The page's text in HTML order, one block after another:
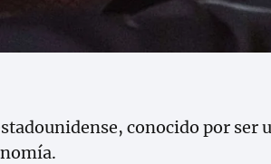
conocido por ser